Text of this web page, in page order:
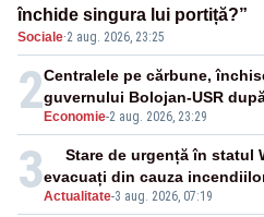
închide singura lui portiță?”
Sociale·2 aug. 2026, 23:25
2 Economie-2 aug. 2026, 23:29
Centralele pe cărbune,
guvernului Bolojan-USR
3Actualitate-3 aug. 2026, 07:19
Stare de urgență în statul
evacuați din cauza